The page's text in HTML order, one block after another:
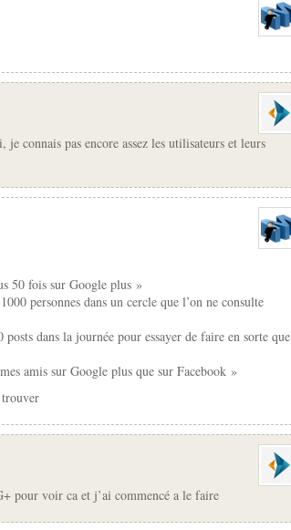
connais pas encore assez les utilisateurs et leurs
50 fois sur Google plus »
personnes dans un cercle que l’on ne consulte
dans la journée pour essayer de faire en sorte que
amis sur Google plus que sur Facebook »
pour voir ca et j’ai commencé a le faire